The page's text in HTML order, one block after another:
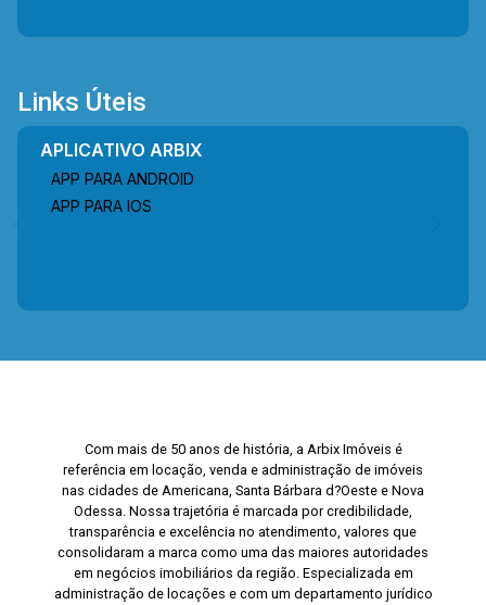
Links Úteis
APLICATIVO ARBIX
APP PARA ANDROID
APP PARA IOS
Com mais de 50 anos de história, a Arbix Imóveis é
referência em locação, venda e administração de imóveis
nas cidades de Americana, Santa Bárbara d?Oeste e Nova
Odessa. Nossa trajetória é marcada por credibilidade,
transparência e excelência no atendimento, valores que
consolidaram a marca como uma das maiores autoridades
em negócios imobiliários da região. Especializada em
administração de locações e com um departamento jurídico